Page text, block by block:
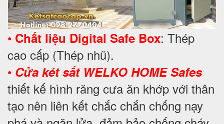
• Chất liệu Digital Safe Box: Thép
cao cấp (Thép nhũ).
• Cửa két sắt WELKO HOME Safes
thiết kế hình răng cưa ăn khớp với thân
tạo nên liên kết chắc chắn chống nạy